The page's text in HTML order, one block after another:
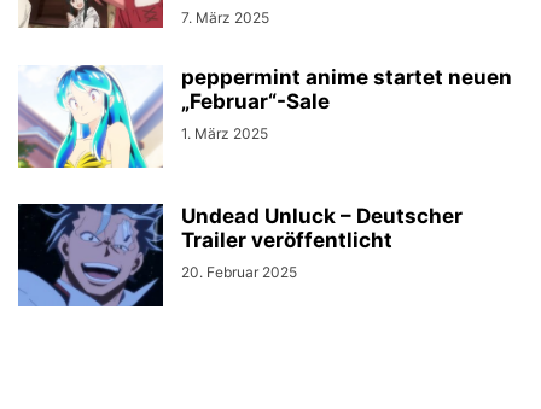
7. März 2025
peppermint anime startet neuen
„Februar“-Sale
1. März 2025
Undead Unluck – Deutscher
Trailer veröffentlicht
20. Februar 2025